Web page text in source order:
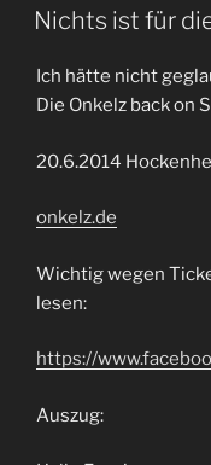
AM
Nichts ist für
Ich hätte nicht
Die Onkelz back on
20.6.2014
onkelz.de
Wichtig wegen
lesen:
https://
Auszug: